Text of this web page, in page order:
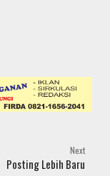
Next
Posting Lebih Baru